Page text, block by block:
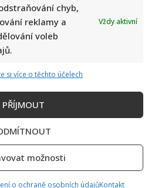
chyb,
reklamy a
voleb
Vždy aktivní
si více o těchto účelech
PŘÍJMOUT
možnosti
o ochraně osobních údajůKontakt
“Drsný vzkaz Anny
o ní nepravdivé
rozčílily